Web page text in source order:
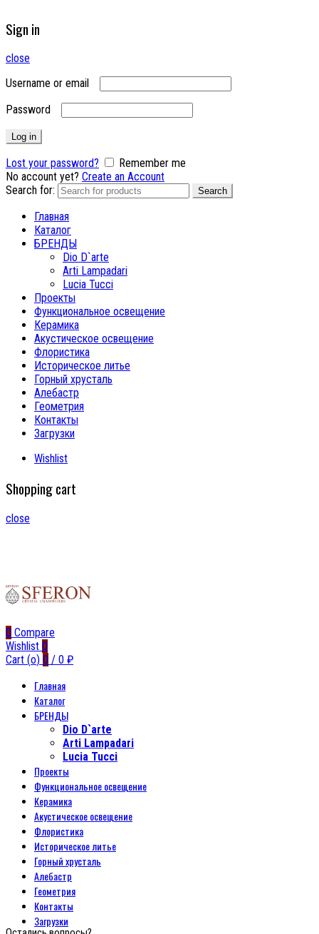
Sign in
close
Username or email
Password
Log in
Lost your password?
Remember me
No account yet? Create an Account
Search for:
Search
Главная
Каталог
БРЕНДЫ
Dio D`arte
Arti Lampadari
Lucia Tucci
Проекты
Функциональное освещение
Керамика
Акустическое освещение
Флористика
Историческое литье
Горный хрусталь
Алебастр
Геометрия
Контакты
Загрузки
Wishlist
Shopping cart
close
0 Compare
Wishlist 0
Cart (o) 0 / 0 ₽
Главная
Каталог
БРЕНДЫ
Dio D`arte
Arti Lampadari
Lucia Tucci
Проекты
Функциональное освещение
Керамика
Акустическое освещение
Флористика
Историческое литье
Горный хрусталь
Алебастр
Геометрия
Контакты
Загрузки